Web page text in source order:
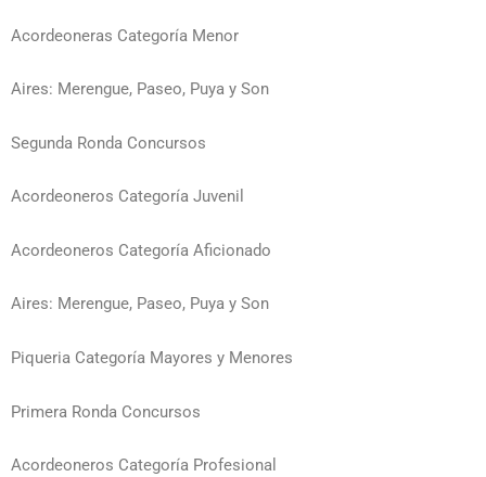
Acordeoneras Categoría Menor
Aires: Merengue, Paseo, Puya y Son
Segunda Ronda Concursos
Acordeoneros Categoría Juvenil
Acordeoneros Categoría Aficionado
Aires: Merengue, Paseo, Puya y Son
Piqueria Categoría Mayores y Menores
Primera Ronda Concursos
Acordeoneros Categoría Profesional